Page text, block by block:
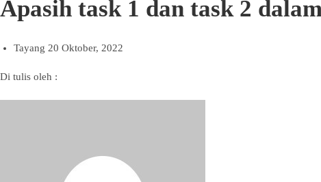
Apasih task 1 dan task 2
Tayang 20 Oktober, 2022
Di tulis oleh :